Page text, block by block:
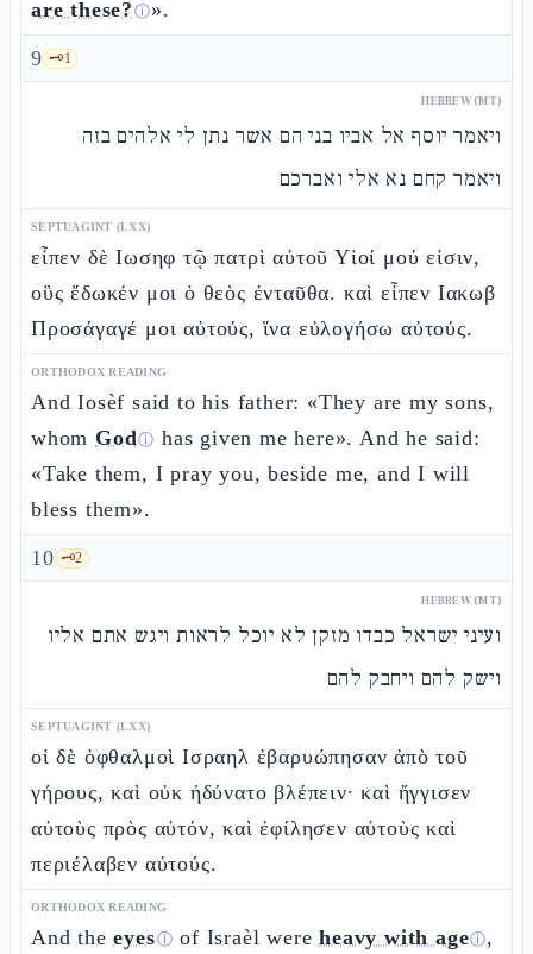
are these? ⓘ».
9 🗝️1
HEBREW (MT)
ויאמר יוסף אל אביו בני הם אשר נתן לי אלהים בזה
ויאמר קחם נא אלי ואברכם
SEPTUAGINT (LXX)
εἶπεν δὲ Ιωσηφ τῷ πατρὶ αὐτοῦ Υἱοί μού εἰσιν,
οὓς ἔδωκέν μοι ὁ θεὸς ἐνταῦθα. καὶ εἶπεν Ιακωβ
Προσάγαγέ μοι αὐτούς, ἵνα εὐλογήσω αὐτούς.
ORTHODOX READING
And Iosèf said to his father: «They are my sons,
whom Godⓘ has given me here». And he said:
«Take them, I pray you, beside me, and I will
bless them».
10 🗝️2
HEBREW (MT)
ועיני ישראל כבדו מזקן לא יוכל לראות ויגש אתם אליו
וישק להם ויחבק להם
SEPTUAGINT (LXX)
οἱ δὲ ὀφθαλμοὶ Ισραηλ ἐβαρυώπησαν ἀπὸ τοῦ
γήρους, καὶ οὐκ ἠδύνατο βλέπειν· καὶ ἤγγισεν
αὐτοὺς πρὸς αὐτόν, καὶ ἐφίλησεν αὐτοὺς καὶ
περιέλαβεν αὐτούς.
ORTHODOX READING
And theeyesⓘ of Israèl wereheavy with ageⓘ,